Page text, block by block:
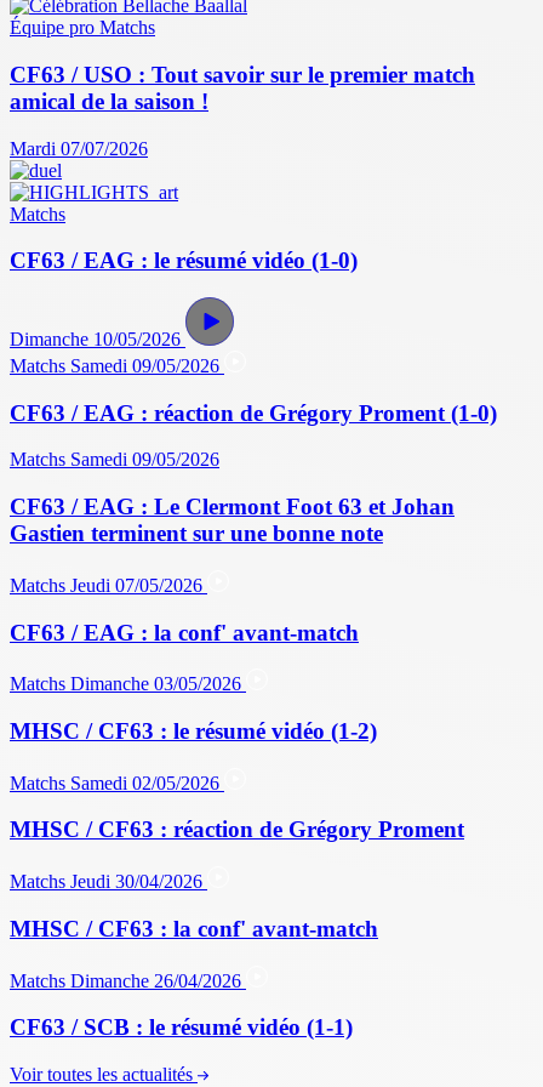
Équipe pro Matchs
CF63 / USO : Tout savoir sur le premier match
amical de la saison !
Mardi 07/07/2026
Matchs
CF63 / EAG : le résumé vidéo (1-0)
Dimanche 10/05/2026
Matchs Samedi 09/05/2026
CF63 / EAG : réaction de Grégory Proment (1-0)
Matchs Samedi 09/05/2026
CF63 / EAG : Le Clermont Foot 63 et Johan
Gastien terminent sur une bonne note
Matchs Jeudi 07/05/2026
CF63 / EAG : la conf' avant-match
Matchs Dimanche 03/05/2026
MHSC / CF63 : le résumé vidéo (1-2)
Matchs Samedi 02/05/2026
MHSC / CF63 : réaction de Grégory Proment
Matchs Jeudi 30/04/2026
MHSC / CF63 : la conf' avant-match
Matchs Dimanche 26/04/2026
CF63 / SCB : le résumé vidéo (1-1)
Voir toutes les actualités